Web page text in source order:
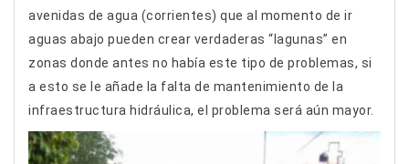
avenidas de agua (corrientes) que al momento de ir
aguas abajo pueden crear verdaderas “lagunas” en
zonas donde antes no había este tipo de problemas, si
a esto se le añade la falta de mantenimiento de la
infraestructura hidráulica, el problema será aún mayor.